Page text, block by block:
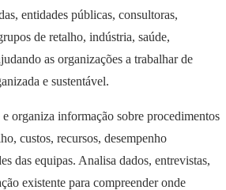
entidades públicas, consultoras,
de retalho, indústria, saúde,
as organizações a trabalhar de
e sustentável.
organiza informação sobre procedimentos
custos, recursos, desempenho
das equipas. Analisa dados, entrevistas,
existente para compreender onde